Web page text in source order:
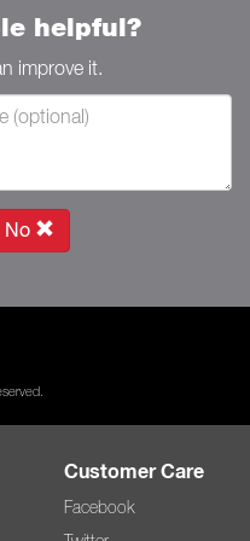
helpful?
improve it.
No
Customer Care
Facebook